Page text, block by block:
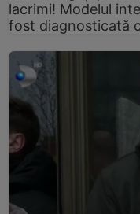
lacrimi! Modelul
fost diagnosticată